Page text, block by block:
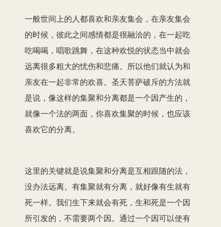
一般世间上的人都喜欢和亲友集会，在亲友集会
的时候，彼此之间感情都是很融洽的，在一起吃
吃喝喝，唱歌跳舞，在这种欢悦的状态当中就会
远离很多粗大的忧伤和悲痛。所以他们就认为和
亲友在一起非常的欢喜。圣天菩萨破斥的方法就
是说，像这样的集聚和分离都是一个因产生的，
就像一个法的两面，你喜欢集聚的时候，也应该
喜欢它的分离。
这里的关键就是说集聚和分离是互相跟随的法，
没办法远离。有集聚就有分离，就好像有生就有
死一样。我们生下来就会有死，生和死是一个因
所引发的，不需要两个因。通过一个因可以使有